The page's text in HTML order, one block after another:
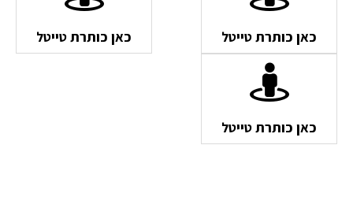
כאן כותרת טייטל כאן כותרת טייטל
כאן כותרת טייטל